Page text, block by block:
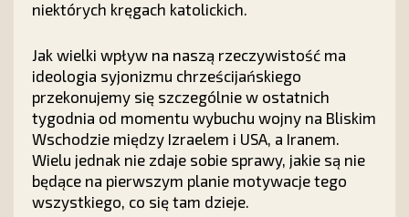
niektórych kręgach katolickich.
Jak wielki wpływ na naszą rzeczywistość ma
ideologia syjonizmu chrześcijańskiego
przekonujemy się szczególnie w ostatnich
tygodnia od momentu wybuchu wojny na Bliskim
Wschodzie między Izraelem i USA, a Iranem.
Wielu jednak nie zdaje sobie sprawy, jakie są nie
będące na pierwszym planie motywacje tego
wszystkiego, co się tam dzieje.